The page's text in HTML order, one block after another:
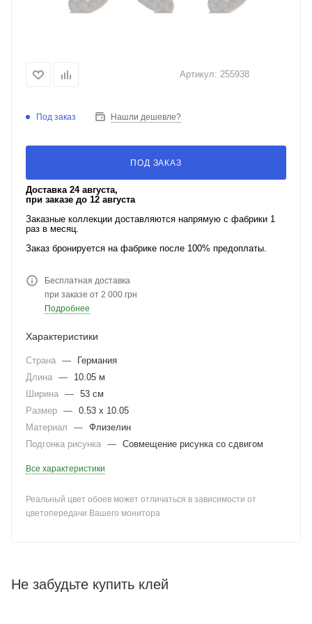
Артикул: 255938
Под заказ Нашли дешевле?
ПОД ЗАКАЗ
Доставка 24 августа,
при заказе до 12 августа
Заказные коллекции доставляются напрямую с фабрики 1
раз в месяц.
Заказ бронируется на фабрике после 100% предоплаты.
Бесплатная доставка
при заказе от 2 000 грн
Подробнее
Характеристики
Страна —
Германия
Длина —
10.05 м
Ширина — 53 см
Размер — 0.53 x 10.05
Материал
— Флизелин
Подгонка рисунка — Совмещение рисунка со сдвигом
Все характеристики
Реальный цвет обоев может отличаться в зависимости от
цветопередачи Вашего монитора
Не забудьте купить клей